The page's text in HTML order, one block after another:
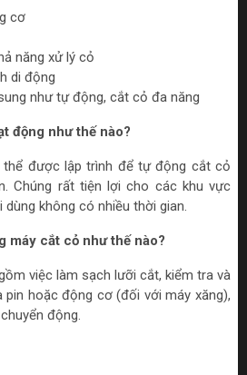
cơ
năng xử lý cỏ
di động
như tự động, cắt cỏ đa năng
động như thế nào?
được lập trình để tự động cắt cỏ
Chúng rất tiện lợi cho các khu vực
không có nhiều thời gian.
máy cắt cỏ như thế nào?
việc làm sạch lưỡi cắt, kiểm tra và
hoặc động cơ (đối với máy xăng),
động.